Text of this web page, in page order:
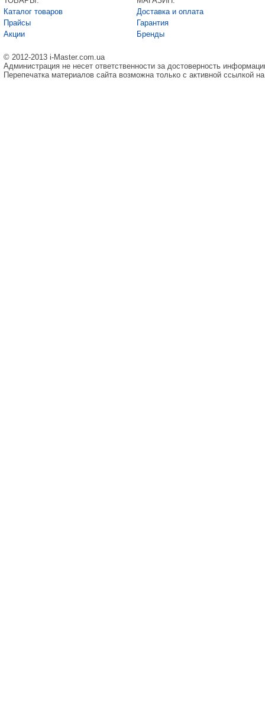
Каталог товаров
Прайсы
Акции
Доставка и оплата
Гарантия
Бренды
© 2012-2013 i-Master.com.ua
Администрация не несет ответственности за достоверность
Перепечатка материалов сайта возможна только с активной ссылкой